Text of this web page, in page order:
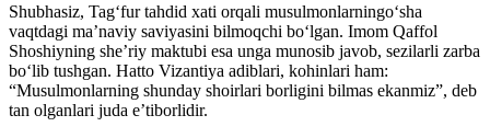
Shubhasiz, Tag‘fur tahdid xati orqali musulmonlarningo‘sha
vaqtdagi ma’naviy saviyasini bilmoqchi bo‘lgan. Imom Qaffol
Shoshiyning she’riy maktubi esa unga munosib javob, sezilarli zarba
bo‘lib tushgan. Hatto Vizantiya adiblari, kohinlari ham:
“Musulmonlarning shunday shoirlari borligini bilmas ekanmiz”, deb
tan olganlari juda e’tiborlidir.